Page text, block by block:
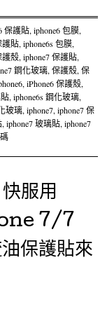
保護貼,iphone6 包膜,
護貼,iphone6s 包膜,
護殼,iphone7 保護貼,
鋼化玻璃,保護殼,保
,iPhone6 保護殼,
,iphone6s 鋼化玻璃,
玻璃,iphone7,iphone7 保
,iphone7 玻璃貼,iphone7
服用
7/7
保護貼來